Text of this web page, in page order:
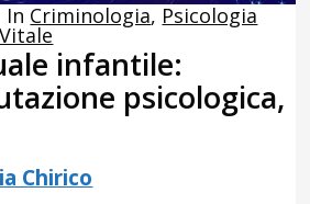
In Criminologia, Psicologia
infantile:
psicologica,
Chirico